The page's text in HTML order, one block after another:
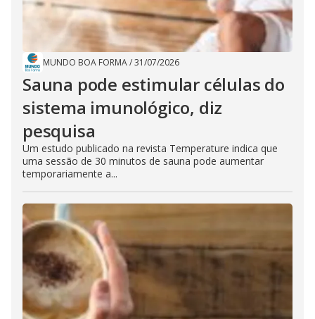
MUNDO BOA FORMA/31/07/2026
Sauna pode estimular células do
sistema imunológico, diz
pesquisa
Um estudo publicado na revista Temperature indica que
uma sessão de 30 minutos de sauna pode aumentar
temporariamente a...